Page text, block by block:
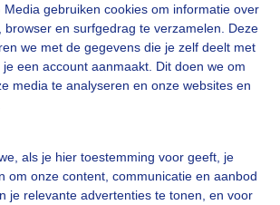
Media gebruiken cookies om informatie over
browser en surfgedrag te verzamelen. Deze
we met de gegevens die je zelf deelt met
een account aanmaakt. Dit doen we om
media te analyseren en onze websites en
als je hier toestemming voor geeft, je
om onze content, communicatie en aanbod
je relevante advertenties te tonen, en voor